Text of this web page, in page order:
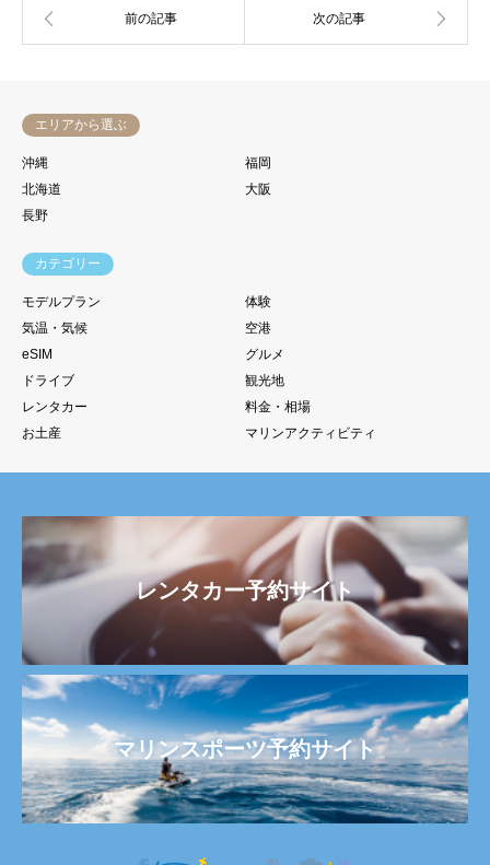
エリアから選ぶ
沖縄
福岡
北海道
大阪
長野
カテゴリー
モデルプラン
体験
気温・気候
空港
eSIM
グルメ
ドライブ
観光地
レンタカー
料金・相場
お土産
マリンアクティビティ
レンタカー予約サイト
マリンスポーツ予約サイト